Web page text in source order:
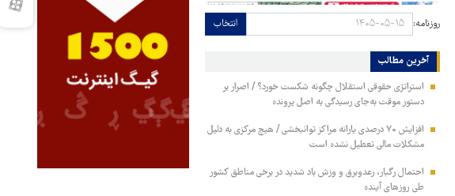
روزنامه: انتخاب
آخرین مطالب
استراتژی حقوقی استقلال چگونه شکست خورد؟ / اصرار بر
دستور موقت به‌جای رسیدگی به اصل پرونده
افزایش ۷۰ درصدی یارانه مراکز توانبخشی / هیچ مرکزی به دلیل
مشکلات مالی تعطیل نشده است
احتمال رگبار، رعدوبرق و وزش باد شدید در برخی مناطق کشور
طی روزهای آینده